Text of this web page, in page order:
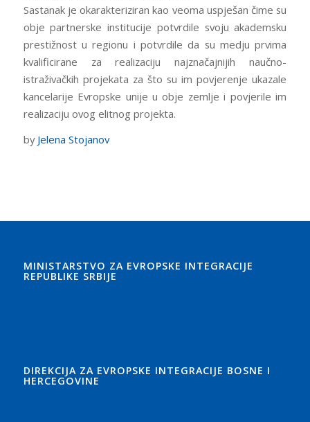
Sastanak je okarakteriziran kao veoma uspješan čime su
obje partnerske institucije potvrdile svoju akademsku
prestižnost u regionu i potvrdile da su medju prvima
kvalificirane za realizaciju najznačajnijih naučno-
istraživačkih projekata za što su im povjerenje ukazale
kancelarije Evropske unije u obje zemlje i povjerile im
realizaciju ovog elitnog projekta.
by Jelena Stojanov
MINISTARSTVO ZA EVROPSKE INTEGRACIJE
REPUBLIKE SRBIJE
DIREKCIJA ZA EVROPSKE INTEGRACIJE BOSNE I
HERCEGOVINE